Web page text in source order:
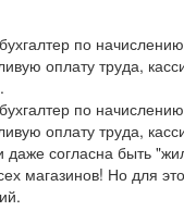
по
оплату труда,
по
оплату труда,
согласна быть
магазинов! Но для